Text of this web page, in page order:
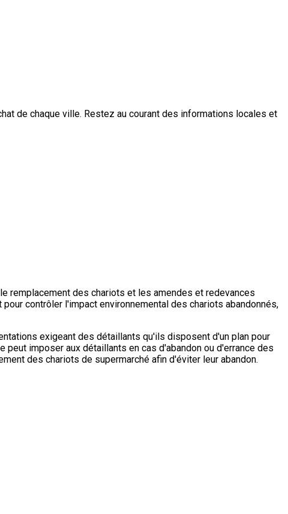
de chaque ville. Restez au courant des informations locales et
remplacement des chariots et les amendes et redevances
contrôler l'impact environnemental des chariots abandonnés,
exigeant des détaillants qu'ils disposent d'un plan pour
imposer aux détaillants en cas d'abandon ou d'errance des
des chariots de supermarché afin d'éviter leur abandon.